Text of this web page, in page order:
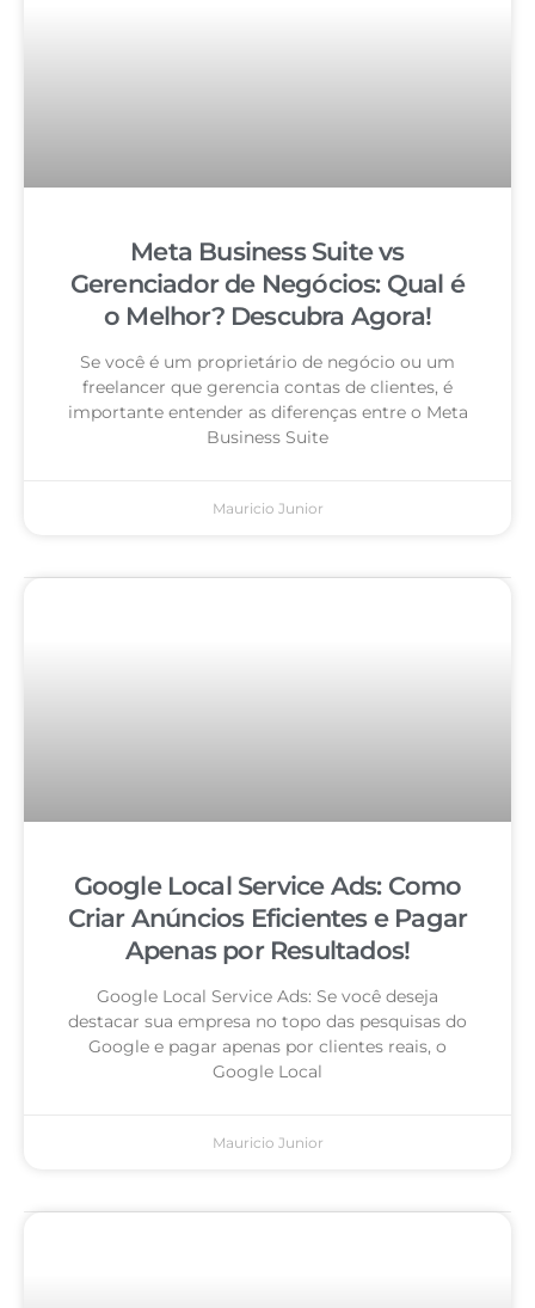
Meta Business Suite vs
Gerenciador de Negócios: Qual é
o Melhor? Descubra Agora!
Se você é um proprietário de negócio ou um
freelancer que gerencia contas de clientes, é
importante entender as diferenças entre o Meta
Business Suite
Mauricio Junior
Google Local Service Ads: Como
Criar Anúncios Eficientes e Pagar
Apenas por Resultados!
Google Local Service Ads: Se você deseja
destacar sua empresa no topo das pesquisas do
Google e pagar apenas por clientes reais, o
Google Local
Mauricio Junior